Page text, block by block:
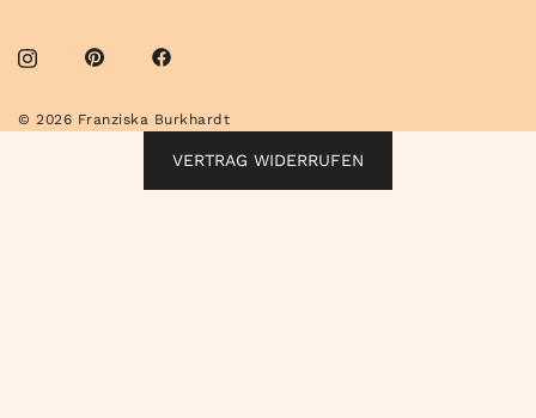
© 2026 Franziska Burkhardt
VERTRAG WIDERRUFEN